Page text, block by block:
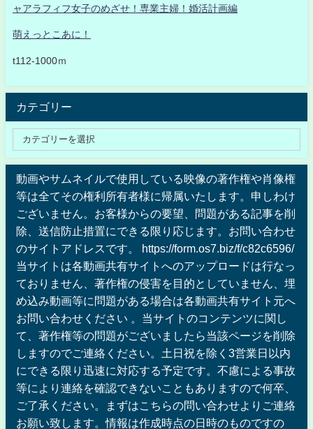
ャアラフィフ女子のめざせ！専業主婦！婚活計画編
萌えっとこあに！
t112-1000ｍ
カテゴリー
動画やサムネイルで使用している映像の著作権や肖像権
等は全てその権利所有者様に帰属いたします。申しわけ
ございません。お客様からの要望、問題がある記事を削
除、送信防止措置にできる限り応じます。お問い合わせ
のサイトアドレスです。 https://form.os7.biz/f/c82c6596/
当サイトは各動画共有サイトへのアップロードは行なっ
ておりません、著作権の侵害を目的としていません、埋
め込み動画等に問題がある場合は各動画共有サイト元へ
お問い合わせください 。当サイトのコンテンツに関し
て、著作権等の問題がございましたら当該ページを削除
しますのでご連絡ください。土日祝を除く3営業日以内
にできる限り迅速に対応する予定です。不慮による事故
等により連絡を確認できないこともありますので何卒、
ご了承ください。まずはこちらの問い合わせよりご連絡
お願い致します。情報は作成時点の日時のものですの